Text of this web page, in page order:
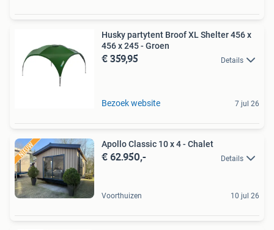
Husky partytent Broof XL Shelter 456 x
456 x 245 - Groen
€ 359,95 Details
Bezoek website 7 jul 26
Apollo Classic 10 x 4 - Chalet
€ 62.950,- Details
Voorthuizen 10 jul 26